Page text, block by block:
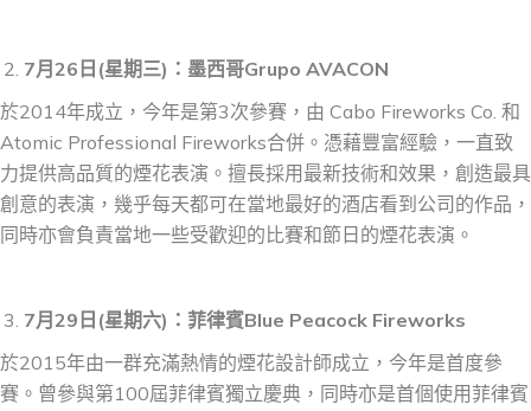
7月 26 日(星期三) ： 墨西哥Grupo AVACON
於2014年成立，今年是第3次參賽，由 Cabo Fireworks Co. 和
Atomic Professional Fireworks合併。憑藉豐富經驗，一直致
力提供高品質的煙花表演。擅長採用最新技術和效果，創造最具
創意的表演，幾乎每天都可在當地最好的酒店看到公司的作品，
同時亦會負責當地一些受歡迎的比賽和節日的煙花表演。
7月 29 日 (星期六) ： 菲律賓Blue Peacock Fireworks
於2015年由一群充滿熱情的煙花設計師成立，今年是首度參
賽。曾參與第100屆菲律賓獨立慶典，同時亦是首個使用菲律賓